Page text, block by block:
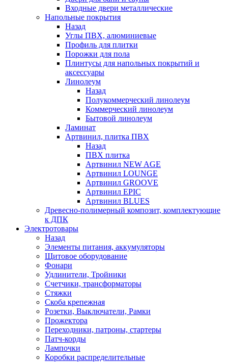
Входные двери металлические
Напольные покрытия
Назад
Углы ПВХ, алюминиевые
Профиль для плитки
Порожки для пола
Плинтусы для напольных покрытий и
аксессуары
Линолеум
Назад
Полукоммерческий линолеум
Коммерческий линолеум
Бытовой линолеум
Ламинат
Артвинил, плитка ПВХ
Назад
ПВХ плитка
Артвинил NEW AGE
Артвинил LOUNGE
Артвинил GROOVE
Артвинил EPIC
Артвинил BLUES
Древесно-полимерный композит, комплектующие
к ДПК
Электротовары
Назад
Элементы питания, аккумуляторы
Щитовое оборудование
Фонари
Удлинители, Тройники
Счетчики, трансформаторы
Стяжки
Скоба крепежная
Розетки, Выключатели, Рамки
Прожектора
Переходники, патроны, стартеры
Патч-корды
Лампочки
Коробки распределительные